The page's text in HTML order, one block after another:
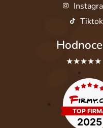
Tiktok
★★★★★